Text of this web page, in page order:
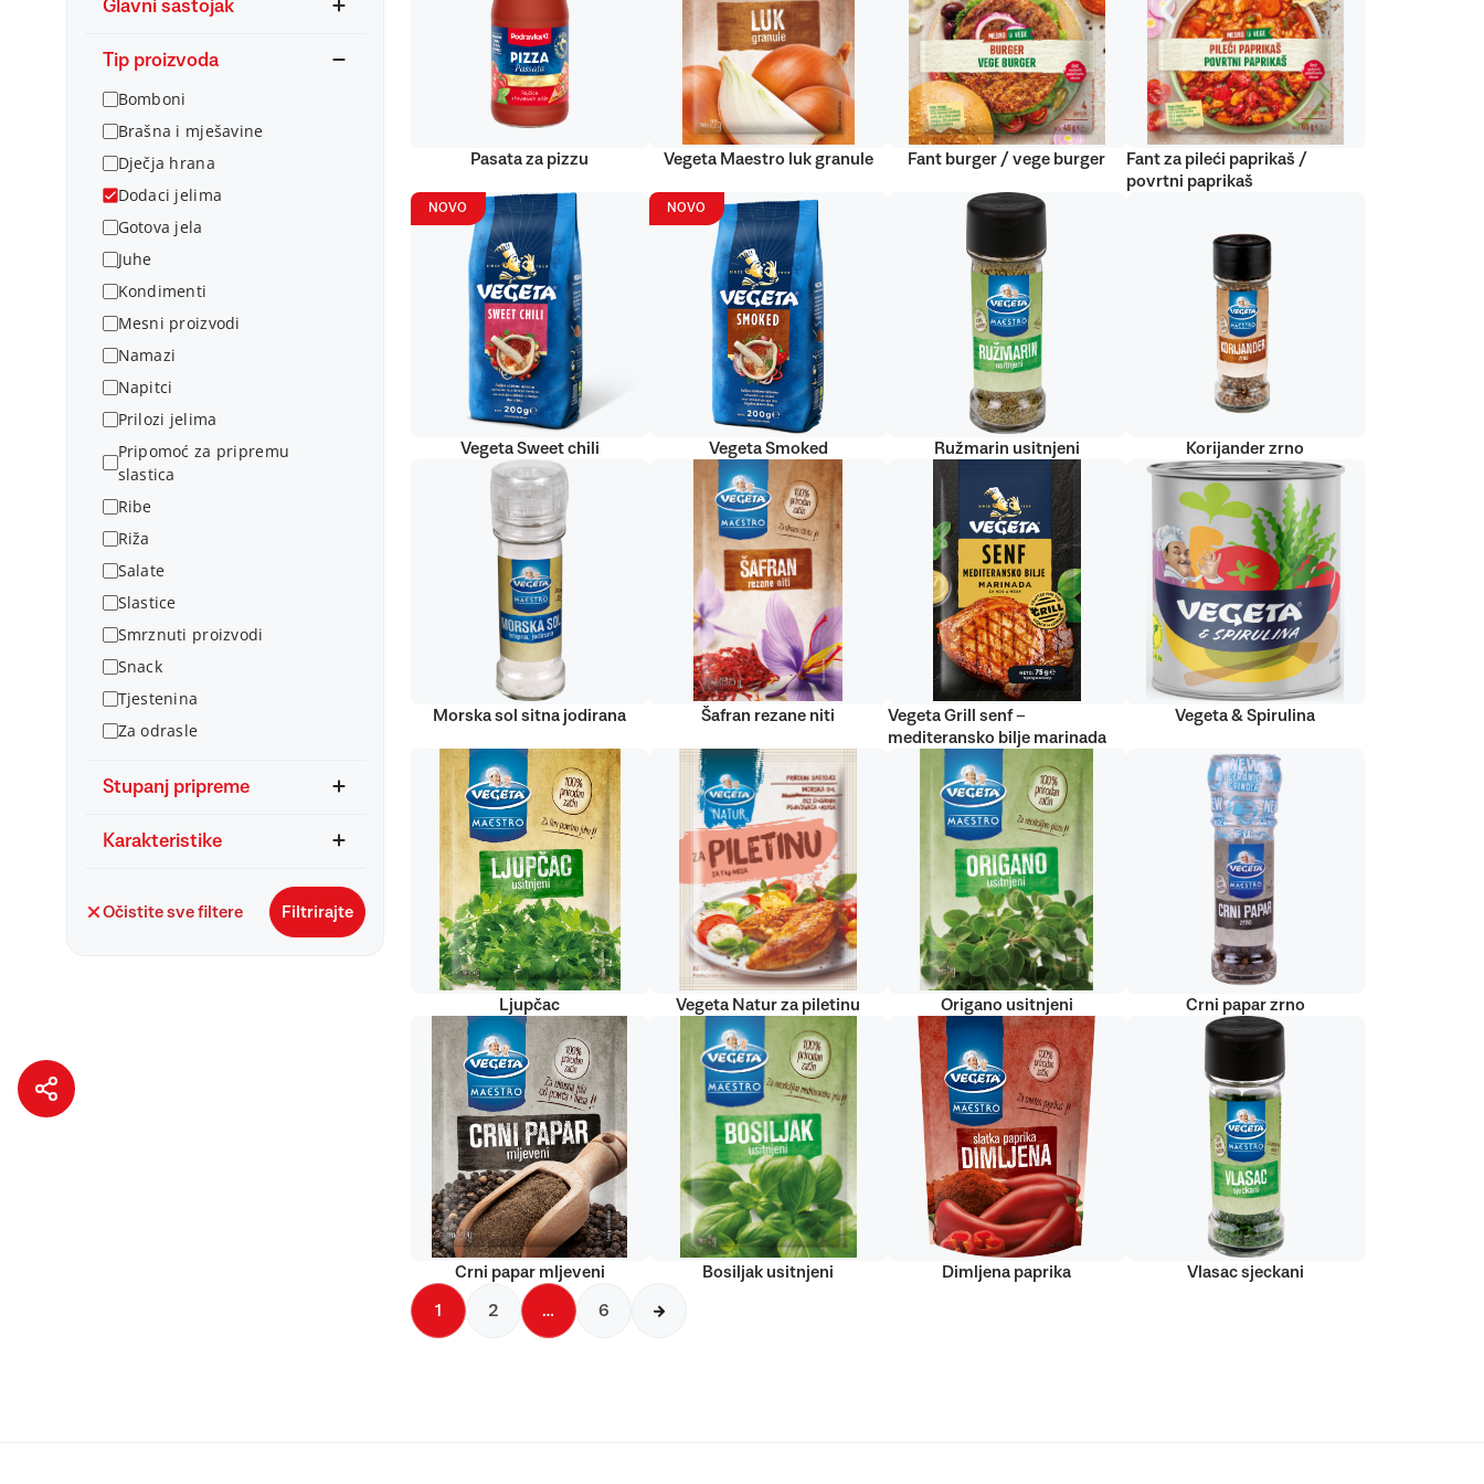
Glavni sastojak
Tip proizvoda
Bomboni
Brašna i mješavine
Dječja hrana
Dodaci jelima
Gotova jela
Juhe
Kondimenti
Mesni proizvodi
Namazi
Napitci
Prilozi jelima
Pripomoć za pripremu
slastica
Ribe
Riža
Salate
Slastice
Smrznuti proizvodi
Snack
Tjestenina
Za odrasle
Stupanj pripreme
Karakteristike
Očistite sve filtere Filtrirajte
Pasata za pizzu Vegeta Maestro luk granule Fant burger / vege burger
Fant za pileći paprikaš /
povrtni paprikaš
NOVO
Vegeta Sweet chili
NOVO
Vegeta Smoked Ružmarin usitnjeni Korijander zrno
Morska sol sitna jodirana Šafran rezane niti
Vegeta Grill senf –
mediteransko bilje marinada
Vegeta & Spirulina
Ljupčac Vegeta Natur za piletinu Origano usitnjeni Crni papar zrno
Crni papar mljeveni Bosiljak usitnjeni Dimljena paprika Vlasac sjeckani
1 2 … 6